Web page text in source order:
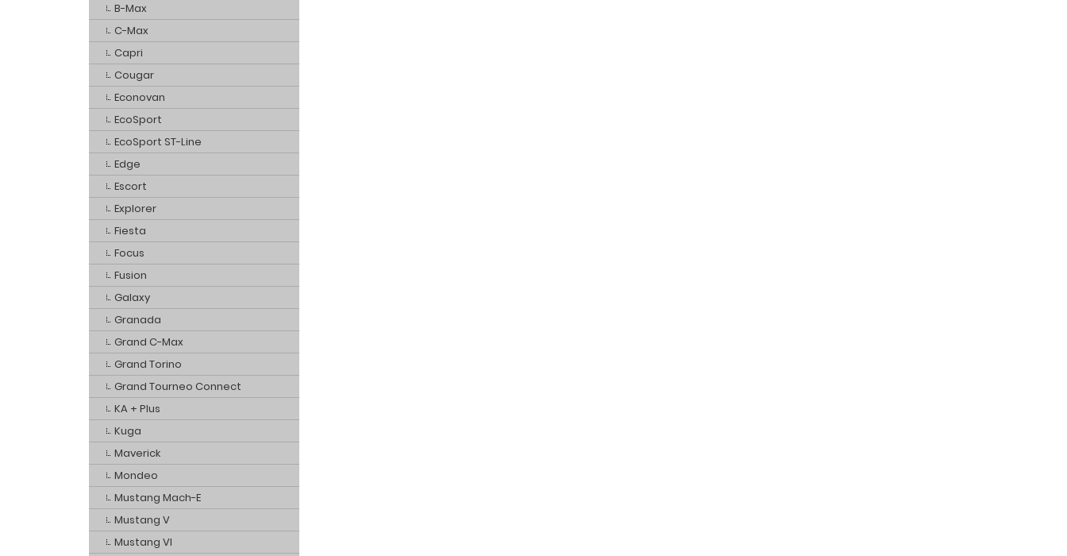
B-Max
C-Max
Capri
Cougar
Econovan
EcoSport
EcoSport ST-Line
Edge
Escort
Explorer
Fiesta
Focus
Fusion
Galaxy
Granada
Grand C-Max
Grand Torino
Grand Tourneo Connect
KA + Plus
Kuga
Maverick
Mondeo
Mustang Mach-E
Mustang V
Mustang VI